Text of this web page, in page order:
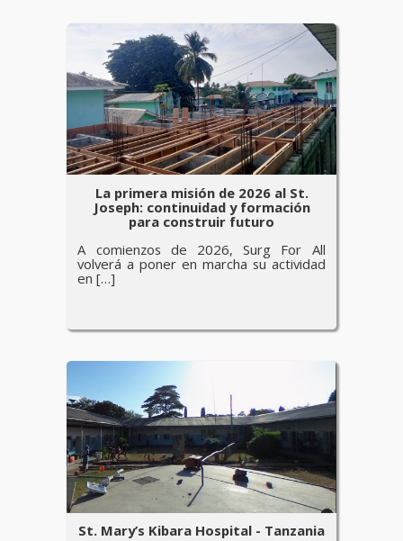
La primera misión de 2026 al St.
Joseph: continuidad y formación
para construir futuro
A comienzos de 2026, Surg For All
volverá a poner en marcha su actividad
en […]
St. Mary’s Kibara Hospital - Tanzania